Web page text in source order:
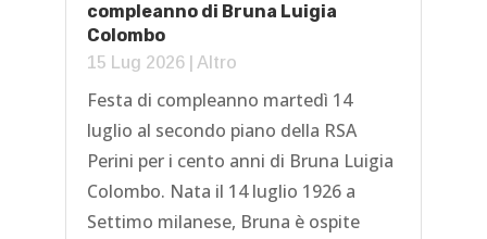
compleanno di Bruna Luigia
Colombo
15 Lug 2026| Altro
Festa di compleanno martedì 14
luglio al secondo piano della RSA
Perini per i cento anni di Bruna Luigia
Colombo. Nata il 14 luglio 1926 a
Settimo milanese, Bruna è ospite